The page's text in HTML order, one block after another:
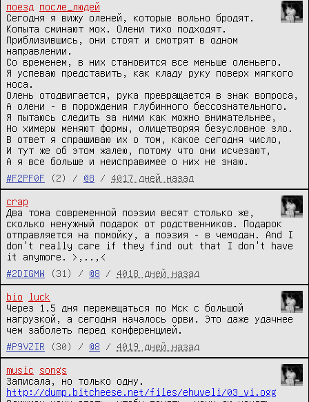
поезд
после_людей
Сегодня я вижу оленей, которые вольно бродят.
Копыта сминают мох. Олени тихо подходят.
Приблизившись, они стоят и смотрят в одном
направлении.
Со временем, в них становится все меньше оленьего.
Я успеваю представить, как кладу руку поверх мягкого
носа.
Олень отодвигается, рука превращается в знак вопроса,
А олени - в порождения глубинного бессознательного.
Я пытаюсь следить за ними как можно внимательнее,
Но химеры меняют формы, олицетворяя безусловное зло.
В ответ я спрашиваю их о том, какое сегодня число,
И тут же об этом жалею, потому что они исчезают,
А я все больше и неисправимее о них не знаю.
#F2PF0F
(2) / @8 / 4017 дней назад
crap
Два тома современной поэзии весят столько же,
сколько ненужный подарок от родственников. Подарок
отправляется на помойку, а поэзия - в чемодан. And I
don't really care if they find out that I don't have
it anymore. >,..,<
#2DIGMW
(31) / @8 / 4018 дней назад
bio
luck
Через 1.5 дня перемещаться по Мск с большой
нагрузкой, а сегодня началось орви. Это даже удачнее
чем заболеть перед конференцией.
#P9VZIR
(30) / @8 / 4019 дней назад
music
songs
http://dump.bitcheese.net/files/ehuveli/03_vi.ogg